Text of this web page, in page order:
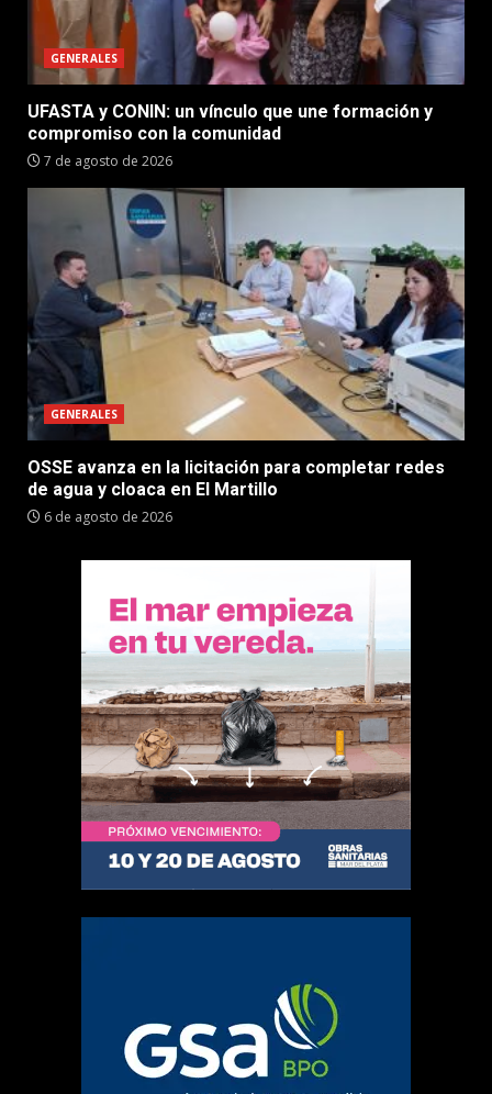
GENERALES
UFASTA y CONIN: un vínculo que une formación y
compromiso con la comunidad
7 de agosto de 2026
GENERALES
OSSE avanza en la licitación para completar redes
de agua y cloaca en El Martillo
6 de agosto de 2026